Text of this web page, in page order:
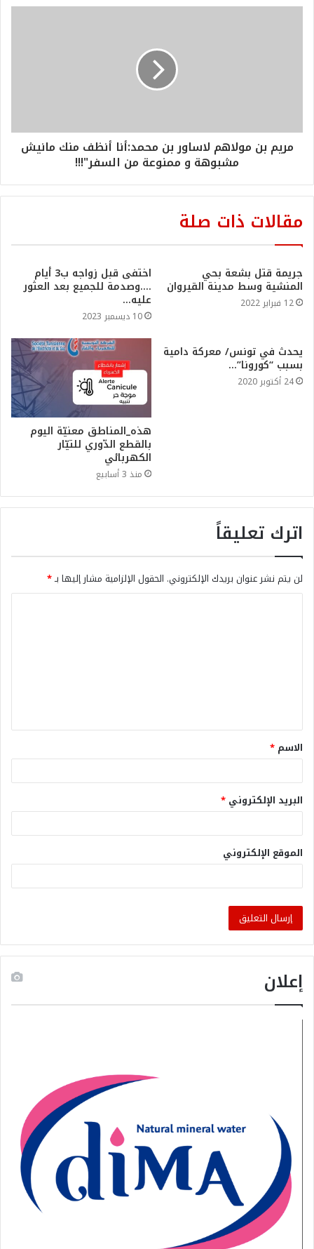
مريم بن مولاهم لاساور بن محمد:أنا أنظف منك مانيش
مشبوهة و ممنوعة من السفر"!!!
مقالات ذات صلة
جريمة قتل بشعة بحي
المنشية وسط مدينة القيروان
12 فبراير 2022
اختفى قبل زواجه ب3 أيام
….وصدمة للجميع بعد العثور
عليه…
10 ديسمبر 2023
يحدث في تونس/ معركة دامية
بسبب “كورونا”…
24 أكتوبر 2020
هذه_المناطق معنيّة اليوم
بالقطع الدّوري للتيّار
الكهربائي
منذ 3 أسابيع
اترك تعليقاً
لن يتم نشر عنوان بريدك الإلكتروني. الحقول الإلزامية مشار إليها بـ*
الاسم *
البريد الإلكتروني *
الموقع الإلكتروني
إعلان